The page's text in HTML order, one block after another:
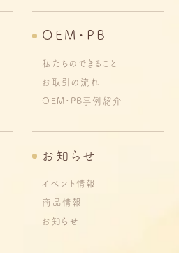
OEM・PB
私たちのできること
お取引の流れ
OEM・PB事例紹介
お知らせ
イベント情報
商品情報
お知らせ